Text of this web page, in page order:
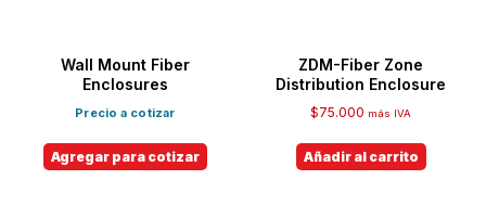
Wall Mount Fiber
Enclosures
Precio a cotizar
Agregar para cotizar
ZDM-Fiber Zone
Distribution Enclosure
$75.000 más IVA
Añadir al carrito